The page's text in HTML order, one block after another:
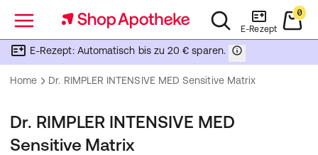
Menü E-Rezept
0
E-Rezept: Automatisch bis zu 20 € sparen.
Home Dr. RIMPLER INTENSIVE MED Sensitive Matrix
Dr. RIMPLER INTENSIVE MED
Sensitive Matrix